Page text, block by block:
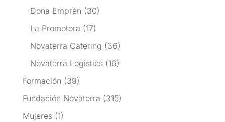
Dona Emprèn (30)
La Promotora (17)
Novaterra Catering (36)
Novaterra Logistics(16)
Formación (39)
Fundación Novaterra (315)
Mujeres(1)